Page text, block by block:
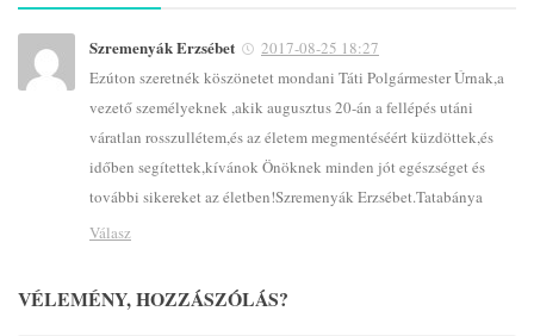
Szremenyák Erzsébet
2017-08-25 18:27
Ezúton szeretnék köszönetet mondani Táti Polgármester Úrnak,a
vezető személyeknek ,akik augusztus 20-án a fellépés utáni
váratlan rosszullétem,és az életem megmentéséért küzdöttek,és
időben segítettek,kívánok Önöknek minden jót egészséget és
további sikereket az életben!Szremenyák Erzsébet.Tatabánya
Válasz
VÉLEMÉNY, HOZZÁSZÓLÁS?